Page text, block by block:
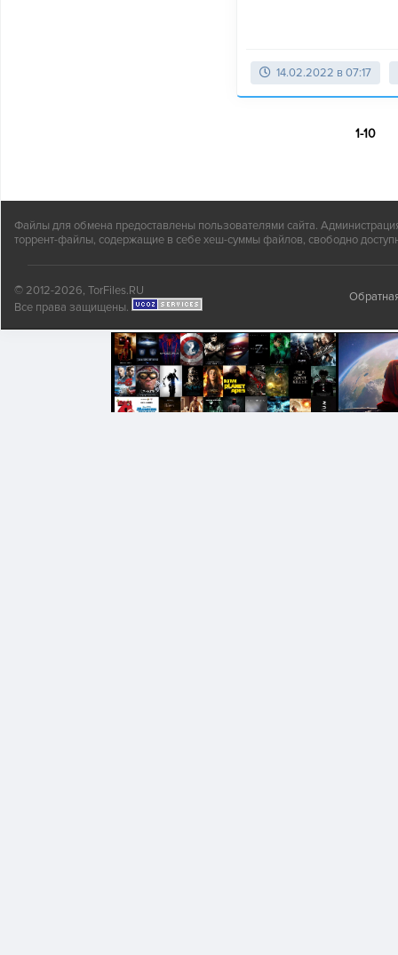
14.02.2022 в 07:17
1-10
Файлы для обмена предоставлены пользователями сайта.
торрент-файлы, содержащие в себе хеш-суммы файлов, свободно
© 2012-2026, TorFiles.RU
Все права защищены.